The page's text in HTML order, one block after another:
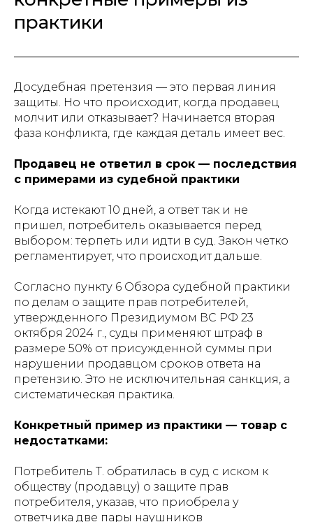
практики
Досудебная претензия — это первая линия
защиты. Но что происходит, когда продавец
молчит или отказывает? Начинается вторая
фаза конфликта, где каждая деталь имеет вес.
Продавец не ответил в срок — последствия
с примерами из судебной практики
Когда истекают 10 дней, а ответ так и не
пришел, потребитель оказывается перед
выбором: терпеть или идти в суд. Закон четко
регламентирует, что происходит дальше.
Согласно пункту 6 Обзора судебной практики
по делам о защите прав потребителей,
утвержденного Президиумом ВС РФ 23
октября 2024 г., суды применяют штраф в
размере 50% от присужденной суммы при
нарушении продавцом сроков ответа на
претензию. Это не исключительная санкция, а
систематическая практика.
Конкретный пример из практики — товар с
недостатками:
Потребитель Т. обратилась в суд с иском к
обществу (продавцу) о защите прав
потребителя, указав, что приобрела у
ответчика две пары наушников